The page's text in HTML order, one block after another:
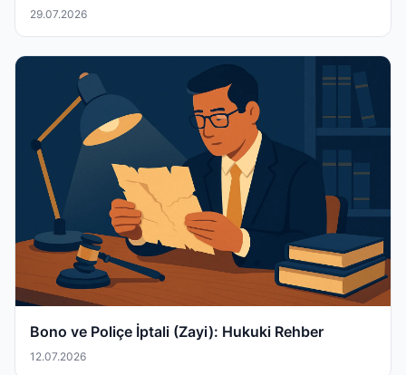
29.07.2026
Bono ve Poliçe İptali (Zayi): Hukuki Rehber
12.07.2026